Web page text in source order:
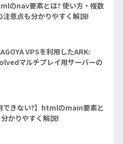
のnav要素とは? 使い方・複数
注意点も分かりやすく解説!
VPSを利用したARK:
マルチプレイ用サーバーの
できない?】htmlのmain要素と
かりやすく解説!